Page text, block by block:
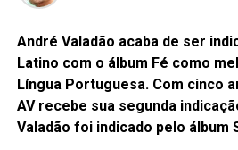
André Valadão acaba de ser
Latino com o álbum Fé como
Língua Portuguesa. Com cinco
AV recebe sua segunda
Valadão foi indicado pelo álbum